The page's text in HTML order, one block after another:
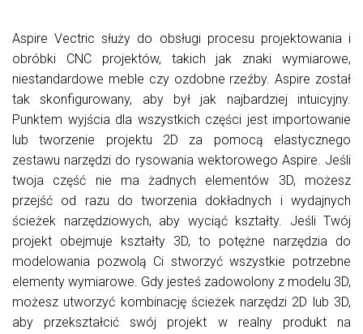
Aspire Vectric służy do obsługi procesu projektowania i
obróbki CNC projektów, takich jak znaki wymiarowe,
niestandardowe meble czy ozdobne rzeźby. Aspire został
tak skonfigurowany, aby był jak najbardziej intuicyjny.
Punktem wyjścia dla wszystkich części jest importowanie
lub tworzenie projektu 2D za pomocą elastycznego
zestawu narzędzi do rysowania wektorowego Aspire. Jeśli
twoja część nie ma żadnych elementów 3D, możesz
przejść od razu do tworzenia dokładnych i wydajnych
ścieżek narzędziowych, aby wyciąć kształty. Jeśli Twój
projekt obejmuje kształty 3D, to potężne narzędzia do
modelowania pozwolą Ci stworzyć wszystkie potrzebne
elementy wymiarowe. Gdy jesteś zadowolony z modelu 3D,
możesz utworzyć kombinację ścieżek narzędzi 2D lub 3D,
aby przekształcić swój projekt w realny produkt na